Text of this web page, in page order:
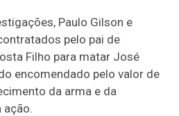
Paulo Gilson e
pelo pai de
Filho para matar José
encomendado pelo valor de
da arma e da